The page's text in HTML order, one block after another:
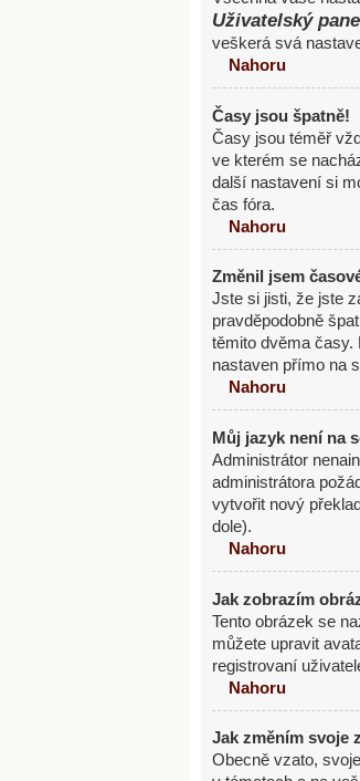
Uživatelský
veškerá svá
Nahoru
Časy jsou špatně!
Časy jsou téměř
ve kterém se
další nastavení si
čas fóra.
Nahoru
Změnil jsem
Jste si jisti, že jste
pravděpodobně
těmito dvěma časy.
nastaven přímo na
Nahoru
Můj jazyk není na
Administrátor
administrátora
vytvořit nový
dole).
Nahoru
Jak zobrazím
Tento obrázek se
můžete upravit
registrovaní
Nahoru
Jak změním svoje
Obecně vzato,